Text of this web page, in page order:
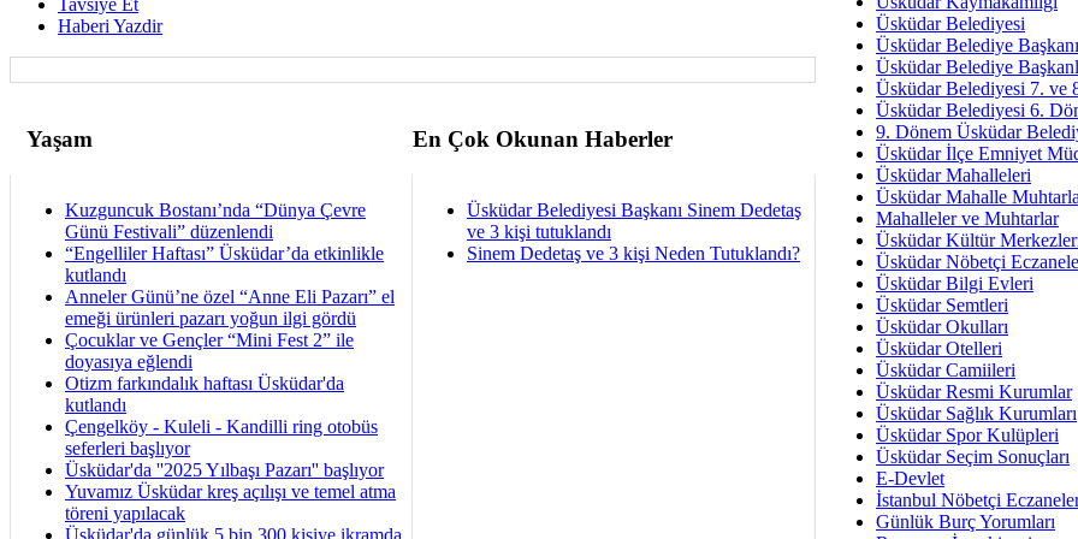
Haberi Yazdir
Yaşam En Çok Okunan Haberler
Kuzguncuk Bostanı’nda “Dünya Çevre
Günü Festivali” düzenlendi
“Engelliler Haftası” Üsküdar’da etkinlikle
kutlandı
Anneler Günü’ne özel “Anne Eli Pazarı” el
emeği ürünleri pazarı yoğun ilgi gördü
Çocuklar ve Gençler “Mini Fest 2” ile
doyasıya eğlendi
Otizm farkındalık haftası Üsküdar'da
kutlandı
Çengelköy - Kuleli - Kandilli ring otobüs
seferleri başlıyor
Üsküdar'da ''2025 Yılbaşı Pazarı'' başlıyor
Yuvamız Üsküdar kreş açılışı ve temel atma
töreni yapılacak
Üsküdar'da günlük 5 bin 300 kişiye ikramda
Üsküdar Belediyesi Başkanı Sinem Dedetaş
ve 3 kişi tutuklandı
Sinem Dedetaş ve 3 kişi Neden Tutuklandı?
Hukukun
Av.
İmar Sorunlarının Genel
Arakan
Bayramın
Ruhsal
Üsküdar
Üsküdar Belediyesi
Üsküdar Belediye Başkanı
Üsküdar Belediye
Üsküdar Belediyesi 7. ve
Üsküdar Belediyesi 6.
9. Dönem Üsküdar
Üsküdar İlçe Emniyet
Üsküdar Mahalleleri
Üsküdar Mahalle
Mahalleler ve Muhtarlar
Üsküdar Kültür
Üsküdar Nöbetçi
Üsküdar Bilgi Evleri
Üsküdar Semtleri
Üsküdar Okulları
Üsküdar Otelleri
Üsküdar Camiileri
Üsküdar Resmi Kurumlar
Üsküdar Sağlık Kurumları
Üsküdar Spor Kulüpleri
Üsküdar Seçim Sonuçları
E-Devlet
İstanbul Nöbetçi
Günlük Burç Yorumları